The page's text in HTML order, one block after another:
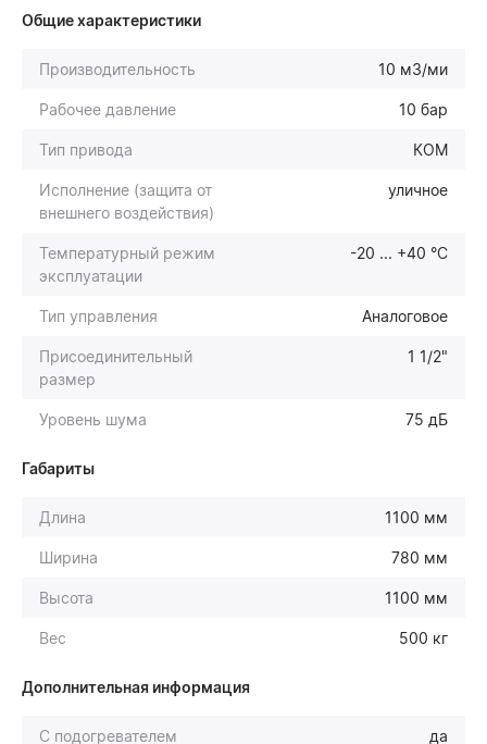
Общие характеристики
Производительность 10 м3/ми
Рабочее давление 10 бар
Тип привода КОМ
Исполнение (защита от
внешнего воздействия)
уличное
Температурный режим
эксплуатации
-20 ... +40 °С
Тип управления Аналоговое
Присоединительный
размер
1 1/2"
Уровень шума 75 дБ
Габариты
Длина 1100 мм
Ширина 780 мм
Высота 1100 мм
Вес 500 кг
Дополнительная информация
С подогревателем да